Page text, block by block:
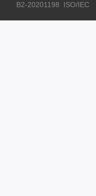
B2-20201198
ISO/IEC